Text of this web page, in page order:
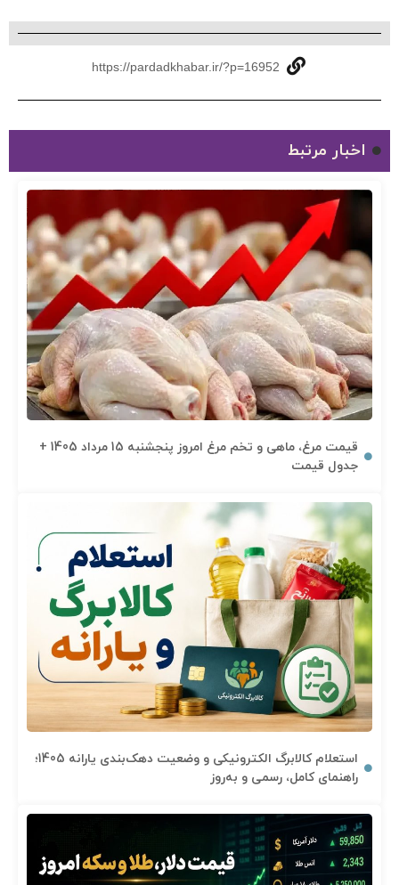
https://pardadkhabar.ir/?p=16952
اخبار مرتبط
قیمت مرغ، ماهی و تخم مرغ امروز پنجشنبه 15 مرداد 1405 +
جدول قیمت
استعلام کالابرگ الکترونیکی و وضعیت دهک‌بندی یارانه 1405؛
راهنمای کامل، رسمی و به‌روز